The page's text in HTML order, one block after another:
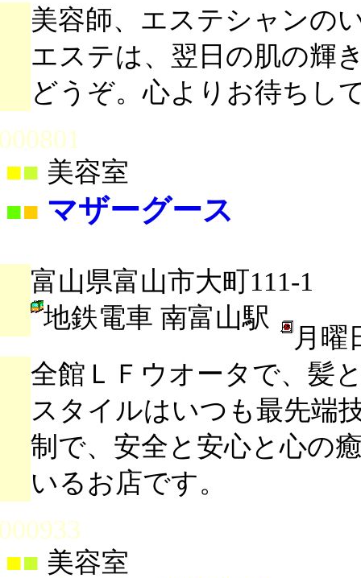
美容師、エステシャンの
エステは、翌日の肌の輝
どうぞ。心よりお待ちし
■ 美容室
■■ マザーグース
富山県富山市大町111-1
地鉄電車 南富山駅
月曜
全館ＬＦウオータで、髪
スタイルはいつも最先端
制で、安全と安心と心の
いるお店です。
■ 美容室